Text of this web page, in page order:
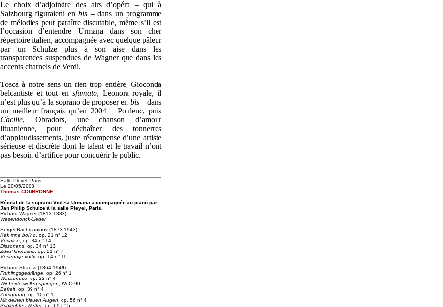
Le choix d’adjoindre des airs d’opéra – qui à
Salzbourg figuraient enbis – dans un programme
de mélodies peut paraître discutable, même s’il est
l’occasion d’entendre Urmana dans son cher
répertoire italien, accompagnée avec quelque pâleur
par un Schulze plus à son aise dans les
transparences suspendues de Wagner que dans les
accents charnels de Verdi.
Tosca à notre sens un rien trop entière, Gioconda
belcantiste et tout ensfumato, Leonora royale, il
n’est plus qu’à la soprano de proposer en bis– dans
un meilleur français qu’en 2004 – Poulenc, puis
Cäcilie, Obradors, une chanson d’amour
lituanienne, pour déchaîner des tonnerres
d’applaudissements, juste récompense d’une artiste
sérieuse et discrète dont le talent et le travail n’ont
pas besoin d’artifice pour conquérir le public.
Salle Pleyel, Paris
Le 20/05/2008
Thomas COUBRONNE
Récital de la soprano Violeta Urmana accompagnée au piano par
Jan Philip Schulze à la salle Pleyel, Paris.
Richard Wagner (1813-1883)
Wesendonck-Lieder
Sergei Rachmaninov (1873-1943)
Kak mne bol’no , op. 21 n° 12
Vocalise , op. 34 n° 14
Dissonans , op. 34 n° 13
Zdes’ khorosho , op. 21 n° 7
Vesennije vodv, op. 14 n° 11
Richard Strauss (1864-1949)
Frühlingsgedränge , op. 26 n° 1
Wasserrose , op. 22 n° 4
Wir beide wollen springen , WoO 90
Befreit , op. 39 n° 4
Zueignung , op. 10 n° 1
Mit deinen blauen Augen , op. 56 n° 4
Schlechtes Wetter, op. 69 n° 5